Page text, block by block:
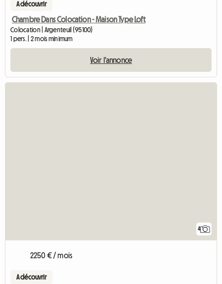
A découvrir
Chambre Dans Colocation - Maison Type Loft
Colocation | Argenteuil (95100)
1 pers. | 2 mois minimum
Voir l'annonce
4
2250 € / mois
A découvrir